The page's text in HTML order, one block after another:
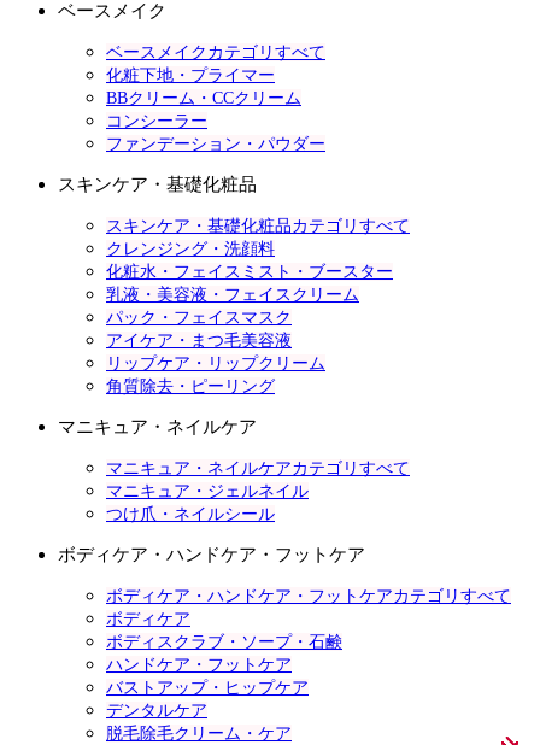
ベースメイク
ベースメイクカテゴリすべて
化粧下地・プライマー
BBクリーム・CCクリーム
コンシーラー
ファンデーション・パウダー
スキンケア・基礎化粧品
スキンケア・基礎化粧品カテゴリすべて
クレンジング・洗顔料
化粧水・フェイスミスト・ブースター
乳液・美容液・フェイスクリーム
パック・フェイスマスク
アイケア・まつ毛美容液
リップケア・リップクリーム
角質除去・ピーリング
マニキュア・ネイルケア
マニキュア・ネイルケアカテゴリすべて
マニキュア・ジェルネイル
つけ爪・ネイルシール
ボディケア・ハンドケア・フットケア
ボディケア・ハンドケア・フットケアカテゴリすべて
ボディケア
ボディスクラブ・ソープ・石鹸
ハンドケア・フットケア
バストアップ・ヒップケア
デンタルケア
脱毛除毛クリーム・ケア